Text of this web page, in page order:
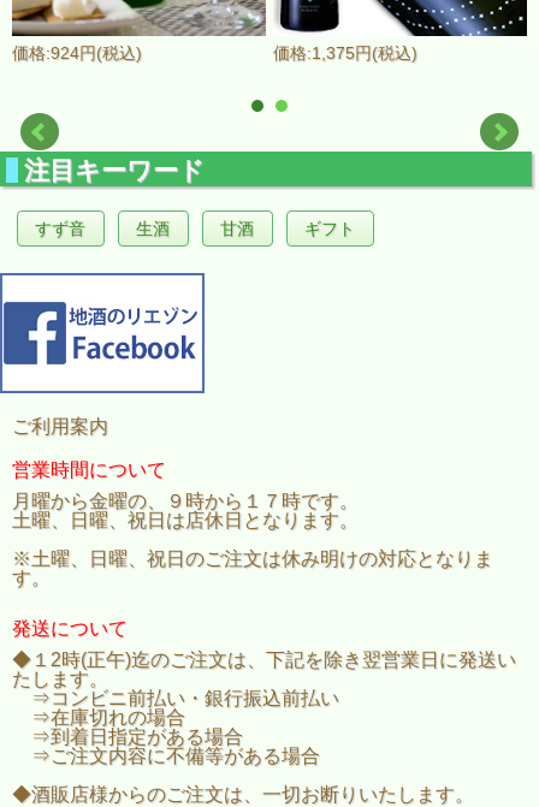
価格:924円(税込) 価格:1,375円(税込)
注目キーワード
すず音 生酒 甘酒 ギフト
ご利用案内
営業時間について
月曜から金曜の、９時から１７時です。
土曜、日曜、祝日は店休日となります。
※土曜、日曜、祝日のご注文は休み明けの対応となりま
す。
発送について
◆１2時(正午)迄のご注文は、下記を除き翌営業日に発送い
たします。
⇒コンビニ前払い・銀行振込前払い
⇒在庫切れの場合
⇒到着日指定がある場合
⇒ご注文内容に不備等がある場合
◆酒販店様からのご注文は、一切お断りいたします。